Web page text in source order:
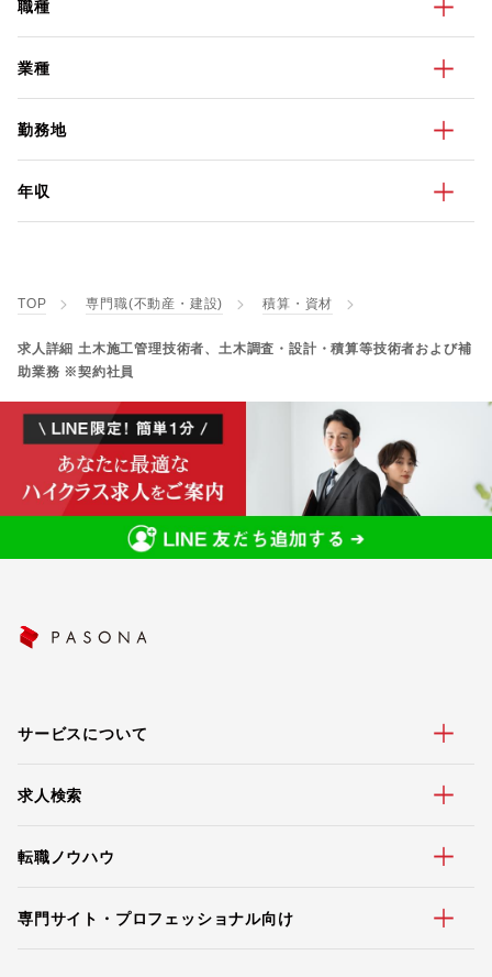
職種
業種
勤務地
年収
TOP 専門職(不動産・建設) 積算・資材
求人詳細 土木施工管理技術者、土木調査・設計・積算等技術者および補
助業務 ※契約社員
サービスについて
求人検索
転職ノウハウ
専門サイト・プロフェッショナル向け